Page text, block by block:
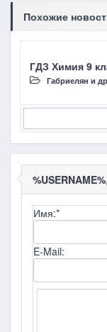
Похожие
ГДЗ Химия 9
Габриелян и
%USERNAME%
Имя:*
E-Mail: